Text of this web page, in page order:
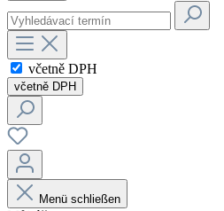
včetně DPH
včetně DPH
Menü schließen